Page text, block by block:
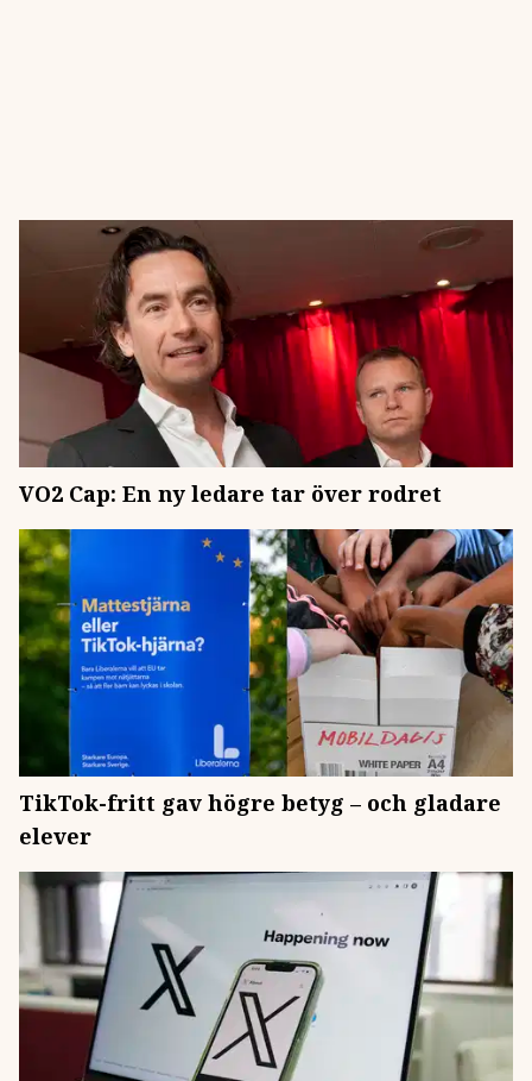
VO2 Cap: En ny ledare tar över rodret
TikTok-fritt gav högre betyg – och gladare
elever